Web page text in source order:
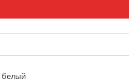
белый